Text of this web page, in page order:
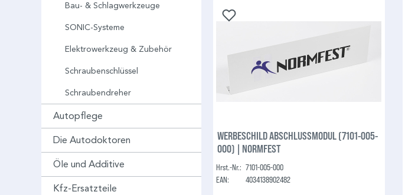
Bau- & Schlagwerkzeuge
SONIC-Systeme
Elektrowerkzeug & Zubehör
Schraubenschlüssel
Schraubendreher
Autopflege
Die Autodoktoren
Öle und Additive
Kfz-Ersatzteile
WERBESCHILD ABSCHLUSSMODUL (7101-005-
000) | NORMFEST
Hrst.-Nr.: 7101-005-000
EAN:
4034138902482